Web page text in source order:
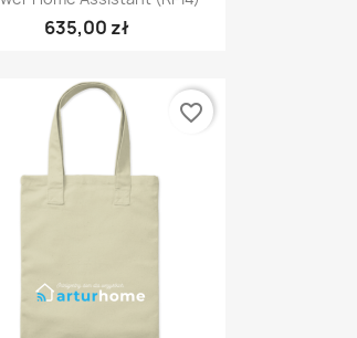
635,00 zł
favorite_border